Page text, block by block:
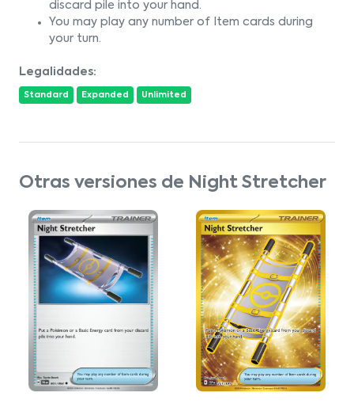
discard pile into your hand.
You may play any number of Item cards during
your turn.
Legalidades:
Standard Expanded Unlimited
Otras versiones de Night Stretcher